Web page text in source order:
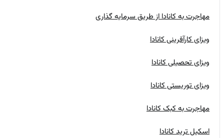
مهاجرت به کانادا از طریق سرمایه گذاری
ویزای کارآفرینی کانادا
ویزای تحصیلی کانادا
ویزای توریستی کانادا
مهاجرت به کبک کانادا
اسکیل ترید کانادا